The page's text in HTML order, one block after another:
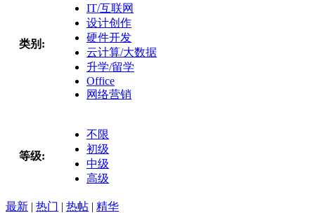
类别:
IT/互联网
设计创作
硬件开发
云计算/大数据
升学/留学
Office
网络营销
等级:
不限
初级
中级
高级
最新 | 热门 | 热帖 | 精华